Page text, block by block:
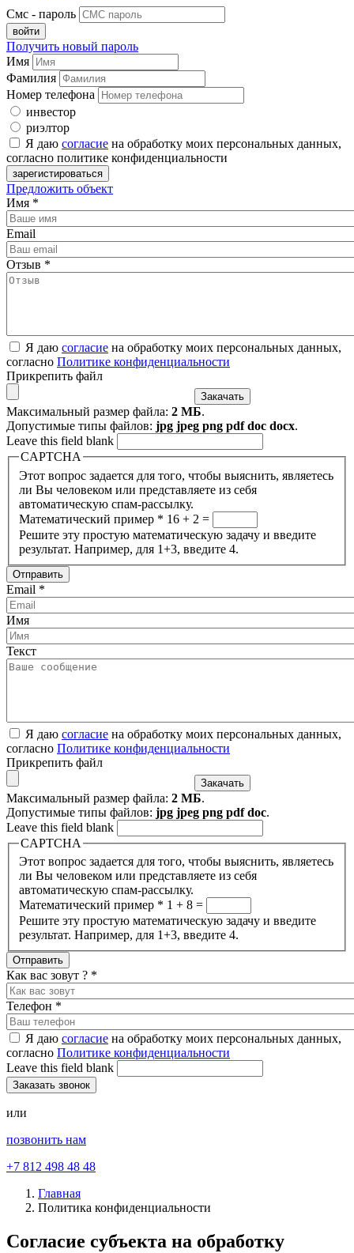
Смс - пароль
Получить новый пароль
Имя
Фамилия
Номер телефона
инвестор
риэлтор
Я даю согласие на обработку моих персональных данных,
согласно политике конфиденциальности
Предложить объект
Имя *
Email
Отзыв *
Я даю согласие на обработку моих персональных данных,
согласно Политике конфиденциальности
Прикрепить файл
Максимальный размер файла: 2 МБ.
Допустимые типы файлов: jpg jpeg png pdf doc docx.
Leave this field blank
CAPTCHA
Этот вопрос задается для того, чтобы выяснить, являетесь
ли Вы человеком или представляете из себя
автоматическую спам-рассылку.
Математический пример * 16 + 2 =
Решите эту простую математическую задачу и введите
результат. Например, для 1+3, введите 4.
Email *
Имя
Текст
Я даю согласие на обработку моих персональных данных,
согласно Политике конфиденциальности
Прикрепить файл
Максимальный размер файла: 2 МБ.
Допустимые типы файлов: jpg jpeg png pdf doc.
Leave this field blank
CAPTCHA
Этот вопрос задается для того, чтобы выяснить, являетесь
ли Вы человеком или представляете из себя
автоматическую спам-рассылку.
Математический пример * 1 + 8 =
Решите эту простую математическую задачу и введите
результат. Например, для 1+3, введите 4.
Как вас зовут ? *
Телефон *
Я даю согласие на обработку моих персональных данных,
согласно Политике конфиденциальности
Leave this field blank
или
позвонить нам
+7 812 498 48 48
Главная
Политика конфиденциальности
Согласие субъекта на обработку